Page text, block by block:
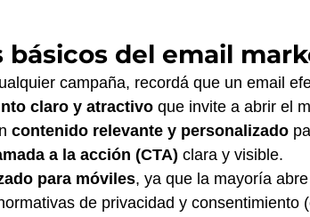
básicos del email
campaña, recordá que un email
claro y atractivo que invite a abrir el
contenido relevante y personalizado
a la acción (CTA) clara y visible.
para móviles, ya que la mayoría
de privacidad y consentimiento